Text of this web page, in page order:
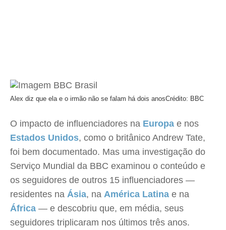
Alex diz que ela e o irmão não se falam há dois anosCrédito: BBC
O impacto de influenciadores na Europa e nos
Estados Unidos, como o britânico Andrew Tate,
foi bem documentado. Mas uma investigação do
Serviço Mundial da BBC examinou o conteúdo e
os seguidores de outros 15 influenciadores —
residentes na Ásia, na América Latina e na
África — e descobriu que, em média, seus
seguidores triplicaram nos últimos três anos.